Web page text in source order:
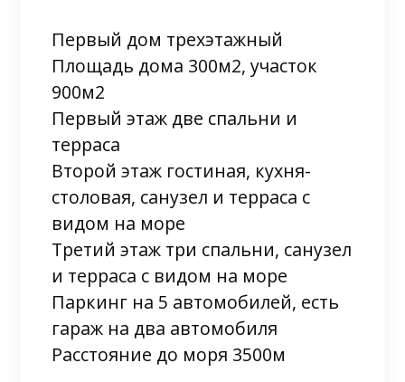
Первый дом трехэтажный
Площадь дома 300м2, участок
900м2
Первый этаж две спальни и
терраса
Второй этаж гостиная, кухня-
столовая, санузел и терраса с
видом на море
Третий этаж три спальни, санузел
и терраса с видом на море
Паркинг на 5 автомобилей, есть
гараж на два автомобиля
Расстояние до моря 3500м